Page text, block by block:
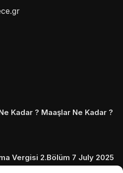
Kadar ? Maaşlar Ne Kadar ?
Vergisi 2.Bölüm 7 July 2025